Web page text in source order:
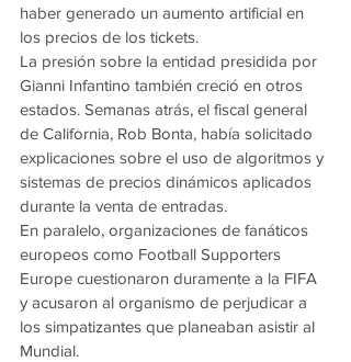
haber generado un aumento artificial en
los precios de los tickets.
La presión sobre la entidad presidida por
Gianni Infantino también creció en otros
estados. Semanas atrás, el fiscal general
de California, Rob Bonta, había solicitado
explicaciones sobre el uso de algoritmos y
sistemas de precios dinámicos aplicados
durante la venta de entradas.
En paralelo, organizaciones de fanáticos
europeos como Football Supporters
Europe cuestionaron duramente a la FIFA
y acusaron al organismo de perjudicar a
los simpatizantes que planeaban asistir al
Mundial.